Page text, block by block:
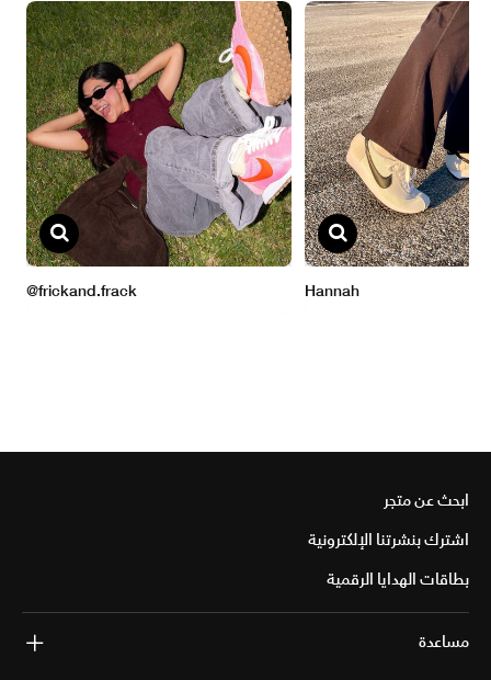
ابحث عن متجر
اشترك بنشرتنا الإلكترونية
بطاقات الهدايا الرقمية
مساعدة